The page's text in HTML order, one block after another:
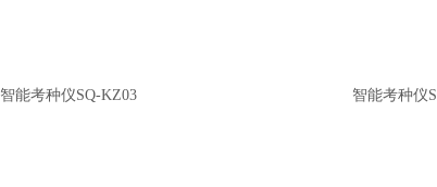
智能考种仪SQ-KZ03 智能考种仪